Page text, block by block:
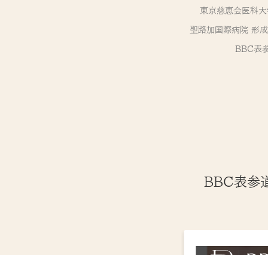
東京慈恵会医科
聖路加国際病院 形
BBC表
BBC表参